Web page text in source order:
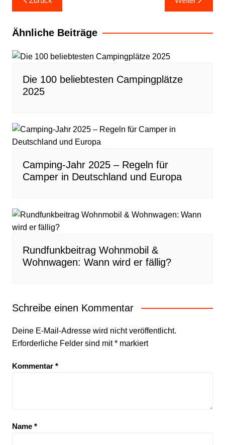
Ähnliche Beiträge
Die 100 beliebtesten Campingplätze
2025
Camping-Jahr 2025 – Regeln für
Camper in Deutschland und Europa
Rundfunkbeitrag Wohnmobil &
Wohnwagen: Wann wird er fällig?
Schreibe einen Kommentar
Deine E-Mail-Adresse wird nicht veröffentlicht.
Erforderliche Felder sind mit*markiert
Kommentar *
Name *